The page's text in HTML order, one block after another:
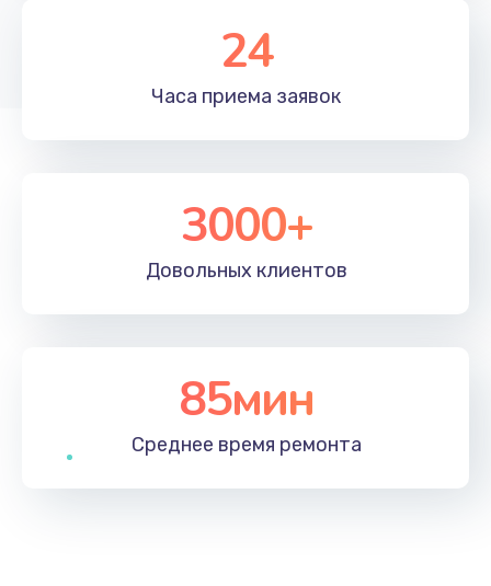
24
Часа приема заявок
3000+
Довольных клиентов
85мин
Среднее время ремонта